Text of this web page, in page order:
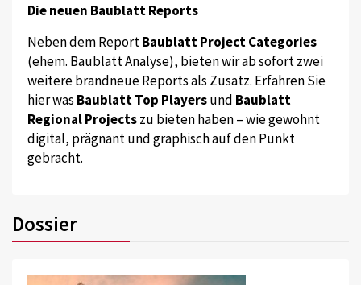
Die neuen Baublatt Reports
Neben dem ReportBaublatt Project Categories
(ehem. Baublatt Analyse), bieten wir ab sofort zwei
weitere brandneue Reports als Zusatz. Erfahren Sie
hier was Baublatt Top Playersund Baublatt
Regional Projectszu bieten haben – wie gewohnt
digital, prägnant und graphisch auf den Punkt
gebracht.
Dossier